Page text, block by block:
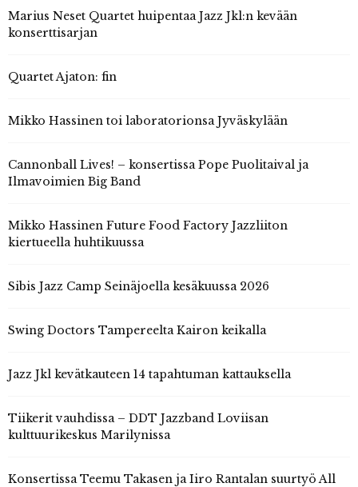
Marius Neset Quartet huipentaa Jazz Jkl:n kevään
konserttisarjan
Quartet Ajaton: fin
Mikko Hassinen toi laboratorionsa Jyväskylään
Cannonball Lives! – konsertissa Pope Puolitaival ja
Ilmavoimien Big Band
Mikko Hassinen Future Food Factory Jazzliiton
kiertueella huhtikuussa
Sibis Jazz Camp Seinäjoella kesäkuussa 2026
Swing Doctors Tampereelta Kairon keikalla
Jazz Jkl kevätkauteen 14 tapahtuman kattauksella
Tiikerit vauhdissa – DDT Jazzband Loviisan
kulttuurikeskus Marilynissa
Konsertissa Teemu Takasen ja Iiro Rantalan suurtyö All